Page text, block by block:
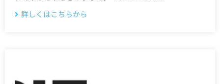
詳しくはこちらから